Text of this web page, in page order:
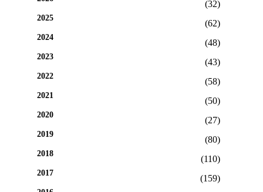
(32)
2025
(62)
2024
(48)
2023
(43)
2022
(58)
2021
(50)
2020
(27)
2019
(80)
2018
(110)
2017
(159)